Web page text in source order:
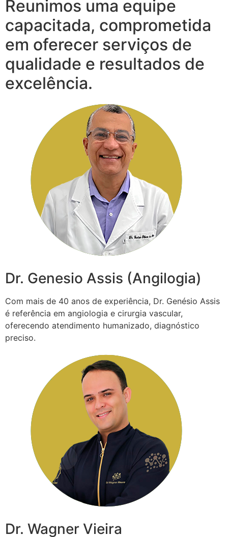
Reunimos uma equipe
capacitada, comprometida
em oferecer serviços de
qualidade e resultados de
excelência.
Dr. Genesio Assis (Angilogia)
Com mais de 40 anos de experiência, Dr. Genésio Assis
é referência em angiologia e cirurgia vascular,
oferecendo atendimento humanizado, diagnóstico
preciso.
Dr. Wagner Vieira